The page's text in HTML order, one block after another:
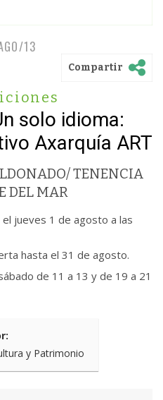
13
Compartir
solo idioma:
Axarquía ART
TENENCIA
DEL MAR
jueves 1 de agosto a las
hasta el 31 de agosto.
de 11 a 13 y de 19 a 21
y Patrimonio